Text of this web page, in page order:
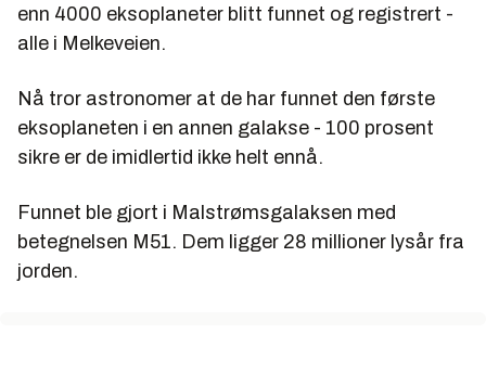
enn 4000 eksoplaneter blitt funnet og registrert -
alle i Melkeveien.
Nå tror astronomer at de har funnet den første
eksoplaneten i en annen galakse - 100 prosent
sikre er de imidlertid ikke helt ennå.
Funnet ble gjort i Malstrømsgalaksen med
betegnelsen M51. Dem ligger 28 millioner lysår fra
jorden.